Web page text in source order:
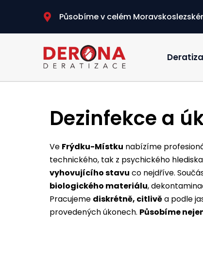
Působíme v celém
Dezinfekce a
Ve Frýdku-Místku nabízíme
technického, tak z psychického
vyhovujícího stavu co nejdříve.
biologického materiálu,
Pracujeme diskrétně, citlivěa podle
provedených úkonech. Působíme